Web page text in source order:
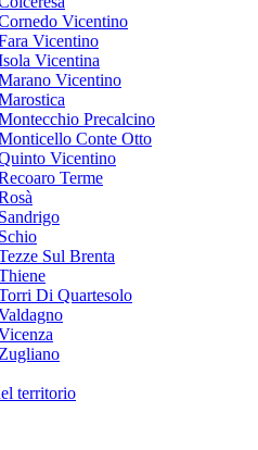
Vicentino
Vicentino
Vicentina
Vicentino
Precalcino
Conte Otto
Vicentino
Terme
Sandrigo
Schio
Sul Brenta
Di Quartesolo
Zugliano
territorio